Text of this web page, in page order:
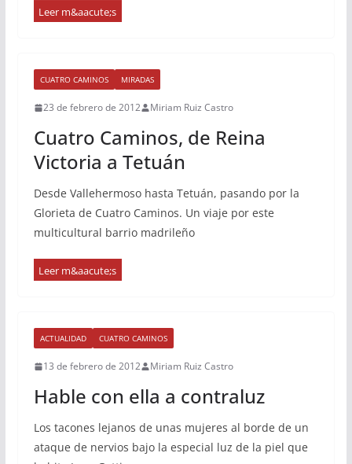
CUATRO CAMINOS MIRADAS
23 de febrero de 2012 Miriam Ruiz Castro
Cuatro Caminos, de Reina
Victoria a Tetuán
Desde Vallehermoso hasta Tetuán, pasando por la
Glorieta de Cuatro Caminos. Un viaje por este
multicultural barrio madrileño
ACTUALIDAD CUATRO CAMINOS
13 de febrero de 2012 Miriam Ruiz Castro
Hable con ella a contraluz
Los tacones lejanos de unas mujeres al borde de un
ataque de nervios bajo la especial luz de la piel que